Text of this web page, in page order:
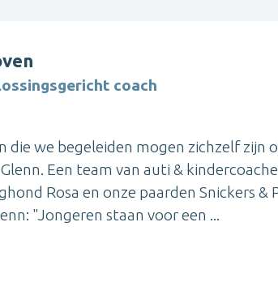
coach
die we begeleiden mogen zichzelf
Een team van auti &
Rosa en onze paarden Snickers
"Jongeren staan voor een ...